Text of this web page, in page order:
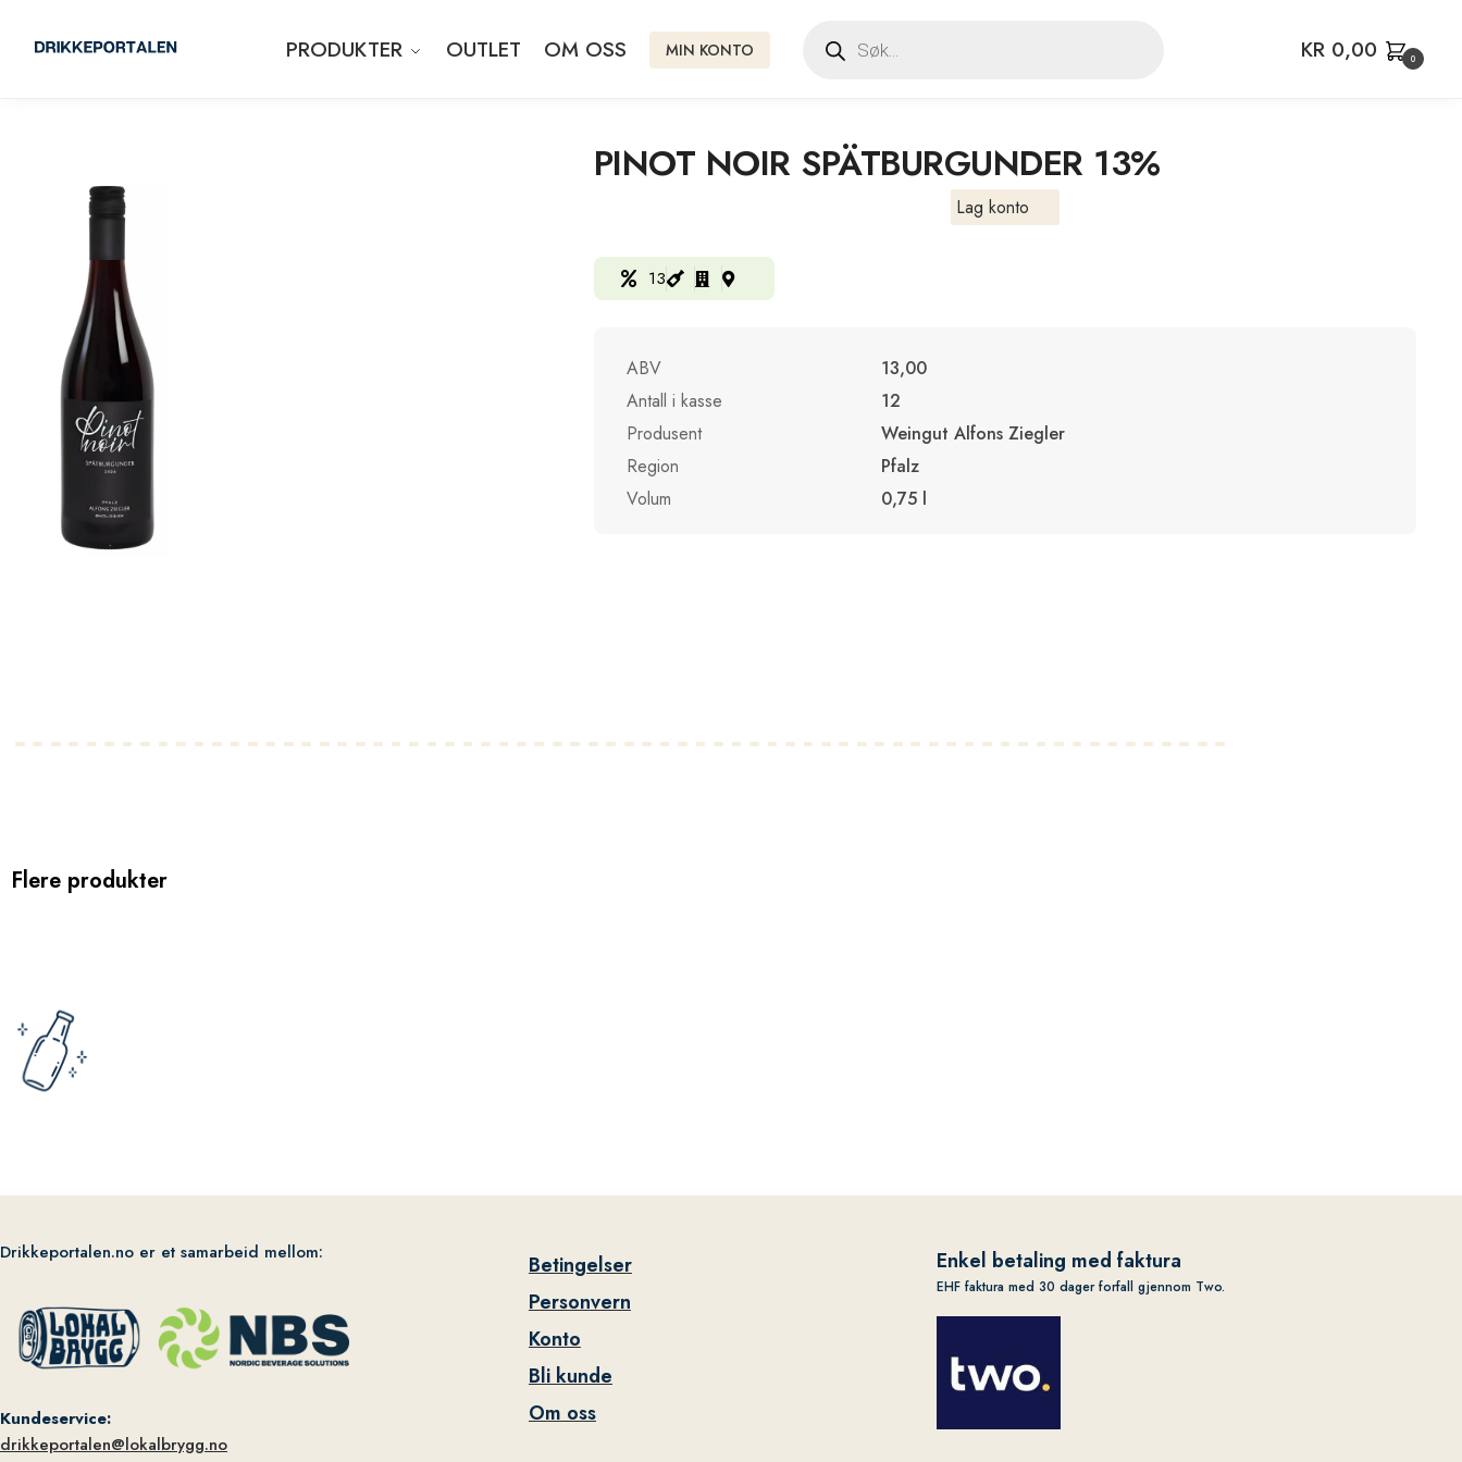
PRODUKTER OUTLET OM OSS MIN KONTO KR 0,00 0
PINOT NOIR SPÄTBURGUNDER 13%
Lag konto
13
ABV
13,00
Antall i kasse
12
Produsent
Weingut Alfons Ziegler
Region
Pfalz
Volum
0,75 l
Flere produkter
Drikkeportalen.no er et samarbeid mellom:
Kundeservice:
drikkeportalen@lokalbrygg.no
Betingelser
Personvern
Konto
Bli kunde
Om oss
Enkel betaling med faktura
EHF faktura med 30 dager forfall gjennom Two.